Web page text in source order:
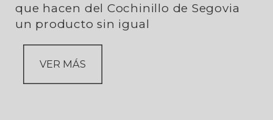
que hacen del Cochinillo de Segovia
un producto sin igual
VER MÁS